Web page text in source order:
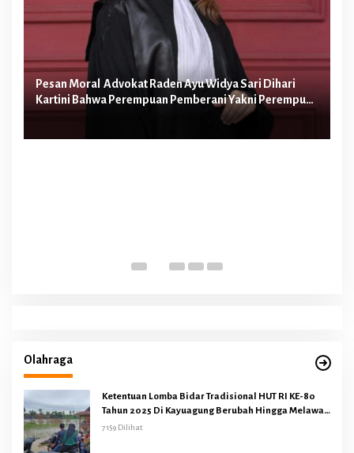
Pesan Moral Advokat Raden Ayu Widya Sari Dihari
Kartini Bahwa Perempuan Pemberani Yakni Perempuan
yang Berani Melawan Ketidakadilan
Olahraga
Ketentuan Lomba Bidar Tradisional HUT RI KE-80
Tahun 2025 Di Kayuagung Berubah Hingga Melawan
Arus
7159 Dilihat